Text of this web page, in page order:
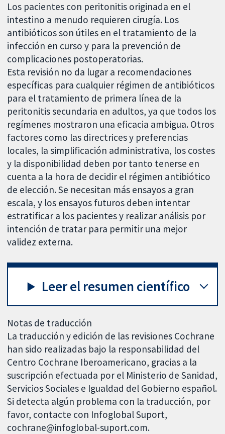
Los pacientes con peritonitis originada en el
intestino a menudo requieren cirugía. Los
antibióticos son útiles en el tratamiento de la
infección en curso y para la prevención de
complicaciones postoperatorias.
Esta revisión no da lugar a recomendaciones
específicas para cualquier régimen de antibióticos
para el tratamiento de primera línea de la
peritonitis secundaria en adultos, ya que todos los
regímenes mostraron una eficacia ambigua. Otros
factores como las directrices y preferencias
locales, la simplificación administrativa, los costes
y la disponibilidad deben por tanto tenerse en
cuenta a la hora de decidir el régimen antibiótico
de elección. Se necesitan más ensayos a gran
escala, y los ensayos futuros deben intentar
estratificar a los pacientes y realizar análisis por
intención de tratar para permitir una mejor
validez externa.
Leer el resumen científico
Notas de traducción
La traducción y edición de las revisiones Cochrane
han sido realizadas bajo la responsabilidad del
Centro Cochrane Iberoamericano, gracias a la
suscripción efectuada por el Ministerio de Sanidad,
Servicios Sociales e Igualdad del Gobierno español.
Si detecta algún problema con la traducción, por
favor, contacte con Infoglobal Suport,
cochrane@infoglobal-suport.com.